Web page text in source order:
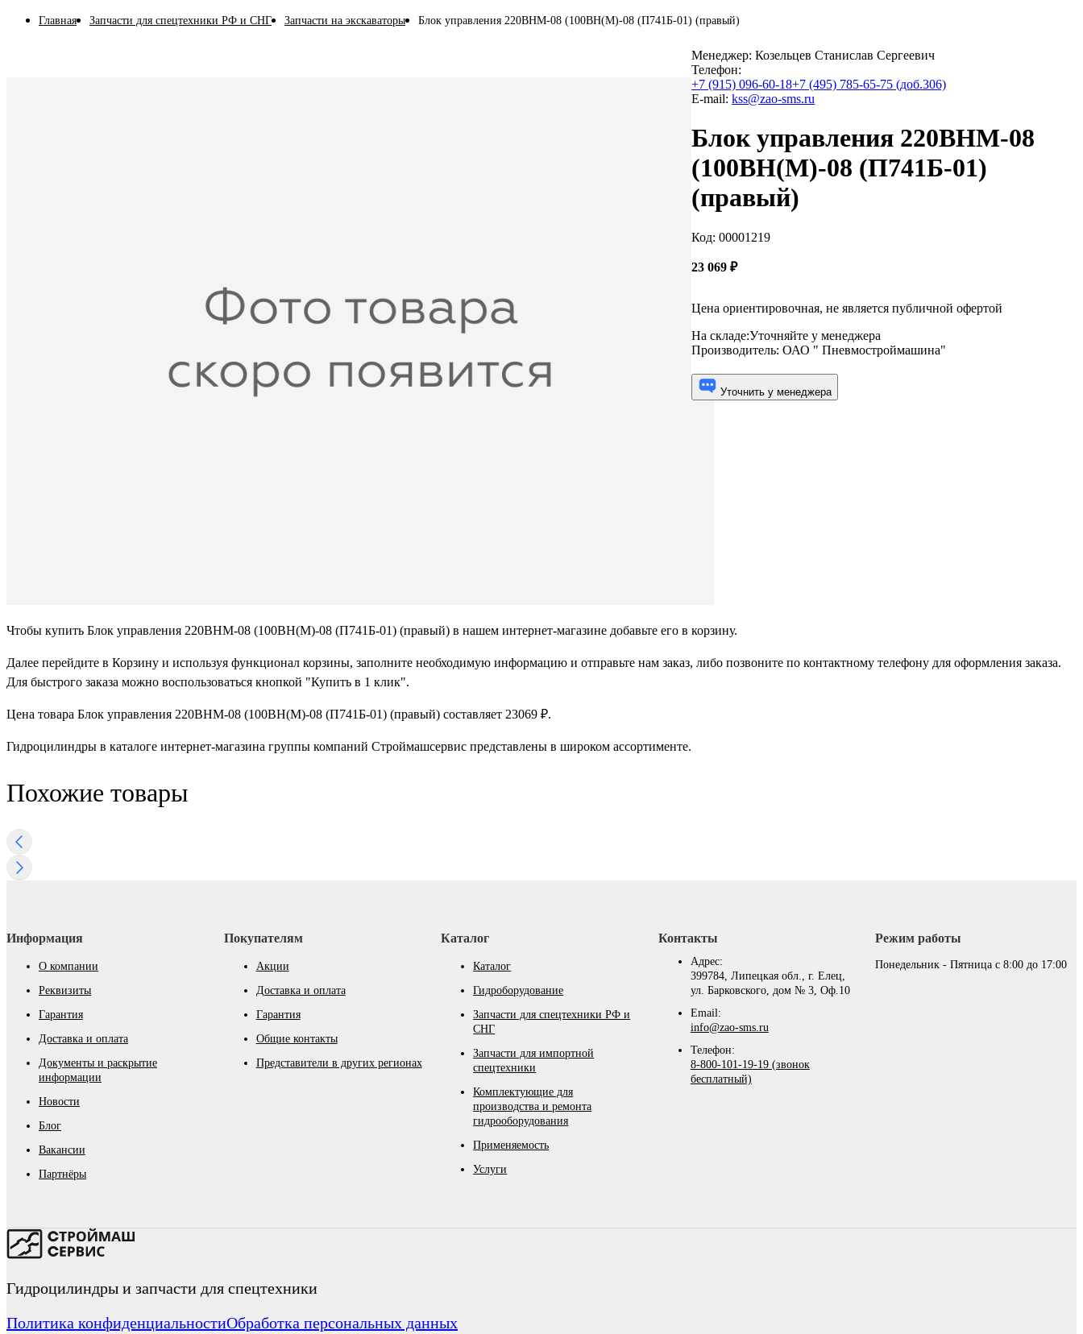
Главная Запчасти для спецтехники РФ и СНГ Запчасти на экскаваторы Блок управления 220ВНМ-08 (100ВН(М)-08 (П741Б-01) (правый)
Менеджер:Козельцев Станислав Сергеевич
Телефон:
+7 (915) 096-60-18+7 (495) 785-65-75 (доб.306)
E-mail:kss@zao-sms.ru
Блок управления 220ВНМ-08
(100ВН(М)-08 (П741Б-01)
(правый)
Код: 00001219
23 069₽
Цена ориентировочная, не является публичной офертой
На складе:Уточняйте у менеджера
Производитель:ОАО " Пневмостроймашина"
Уточнить у менеджера
Чтобы купить Блок управления 220ВНМ-08 (100ВН(М)-08 (П741Б-01) (правый) в нашем интернет-магазине добавьте его в корзину.
Далее перейдите в Корзину и используя функционал корзины, заполните необходимую информацию и отправьте нам заказ, либо позвоните по контактному телефону для оформления заказа.
Для быстрого заказа можно воспользоваться кнопкой "Купить в 1 клик".
Цена товара Блок управления 220ВНМ-08 (100ВН(М)-08 (П741Б-01) (правый) составляет 23069 ₽.
Гидроцилиндры в каталоге интернет-магазина группы компаний Строймашсервис представлены в широком ассортименте.
Похожие товары
Информация
О компании
Реквизиты
Гарантия
Доставка и оплата
Документы и раскрытие
информации
Новости
Блог
Вакансии
Партнёры
Покупателям
Акции
Доставка и оплата
Гарантия
Общие контакты
Представители в других регионах
Каталог
Каталог
Гидроборудование
Запчасти для спецтехники РФ и
СНГ
Запчасти для импортной
спецтехники
Комплектующие для
производства и ремонта
гидрооборудования
Применяемость
Услуги
Контакты
Адрес:
399784, Липецкая обл., г. Елец,
ул. Барковского, дом № 3, Оф.10
Email:
info@zao-sms.ru
Телефон:
8-800-101-19-19 (звонок
бесплатный)
Режим работы
Понедельник - Пятница с 8:00 до 17:00
Гидроцилиндры и запчасти для спецтехники
Политика конфиденциальностиОбработка персональных данных